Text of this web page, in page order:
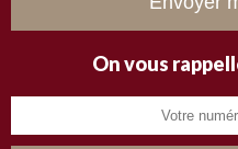
On vous